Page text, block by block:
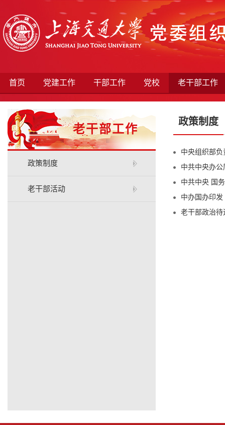
首页 党建工作 干部工作 党校 老干部工作
老干部工作
政策制度
老干部活动
政策制度
中央组织部
中共中央办
中共中央 国
中办国办印
老干部政治待